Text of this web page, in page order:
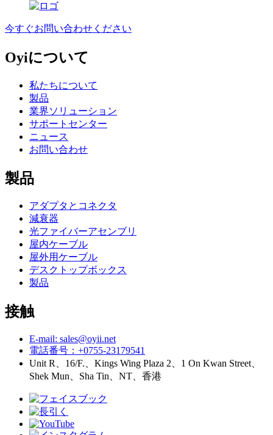
今すぐお問い合わせください
Oyiについて
私たちについて
製品
業界ソリューション
サポートセンター
ニュース
お問い合わせ
製品
アダプタとコネクタ
減衰器
光ファイバーアセンブリ
屋内ケーブル
屋外用ケーブル
デスクトップボックス
製品
接触
E-mail: sales@oyii.net
電話番号：+0755-23179541
Unit R、16/F.、Kings Wing Plaza 2、1 On Kwan Street、
Shek Mun、Sha Tin、NT、香港